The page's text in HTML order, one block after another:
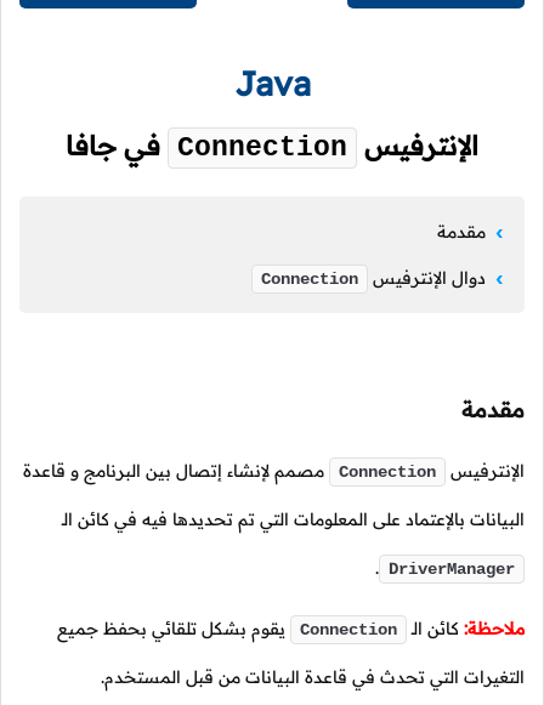
Java
الإنترفيس Connection في جافا
مقدمة
دوال الإنترفيس Connection
مقدمة
الإنترفيس Connection مصمم لإنشاء إتصال بين البرنامج و قاعدة
البيانات بالإعتماد على المعلومات التي تم تحديدها فيه في كائن الـ
DriverManager
.
ملاحظة: كائن الـ Connection يقوم بشكل تلقائي بحفظ جميع
التغيرات التي تحدث في قاعدة البيانات من قبل المستخدم.